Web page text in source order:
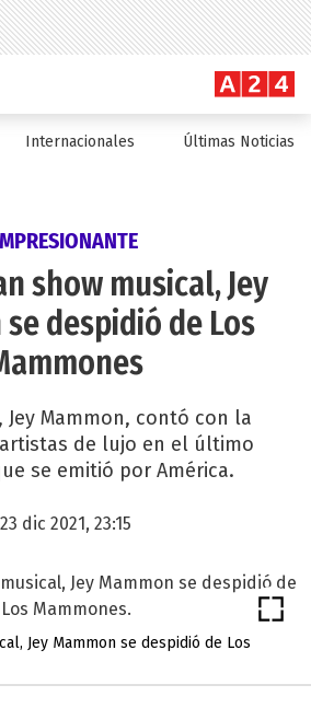
Internacionales Últimas Noticias
show musical, Jey
despidió de Los
Jey Mammon, contó con la
de lujo en el último
se emitió por América.
23 dic 2021, 23:15
Jey Mammon se despidió de Los